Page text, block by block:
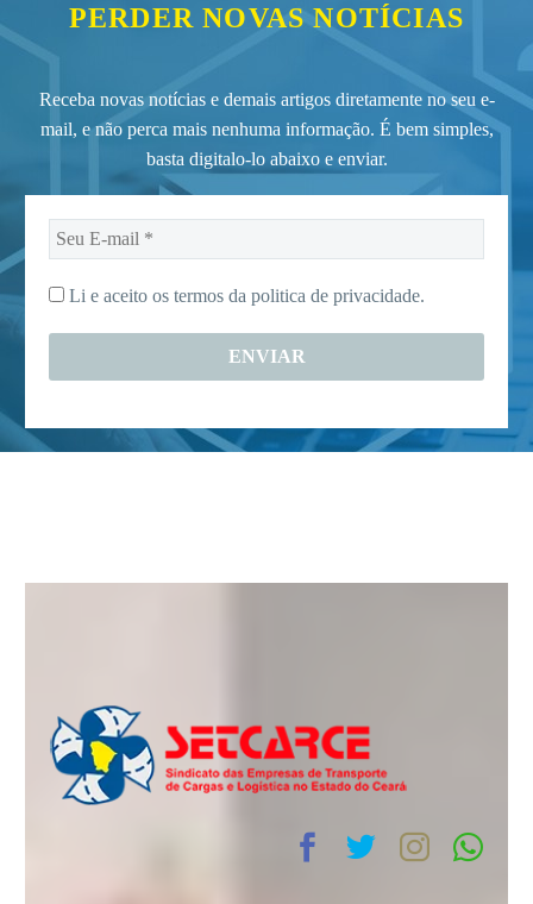
PERDER NOVAS NOTÍCIAS
Receba novas notícias e demais artigos diretamente no seu e-
mail, e não perca mais nenhuma informação. É bem simples,
basta digitalo-lo abaixo e enviar.
Seu
E-
mail
*
Li e aceito os termos da politica de privacidade.